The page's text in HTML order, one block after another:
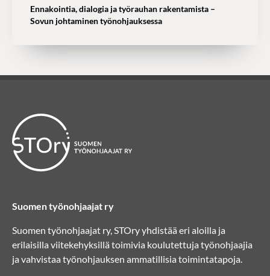
Ennakointia, dialogia ja työrauhan rakentamista –
Sovun johtaminen työnohjauksessa
Suomen työnohjaajat ry
Suomen työnohjaajat ry, STOry yhdistää eri aloilla ja
erilaisilla viitekehyksillä toimivia koulutettuja työnohjaajia
ja vahvistaa työnohjauksen ammatillisia toimintatapoja.